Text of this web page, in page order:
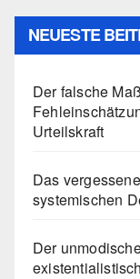
NEUESTE
Der falsche
Urteilskraft
Das
systemischen
Der